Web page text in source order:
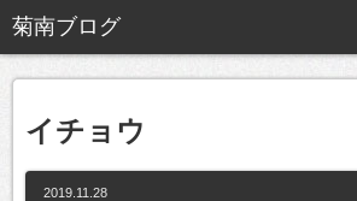
イチョウ
2019.11.28